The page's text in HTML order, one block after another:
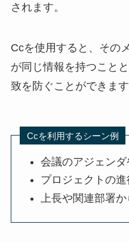
されます。
Ccを使用すると、その
が同じ情報を持つこと
致を防ぐことができます
Ccを利用するシーン例
会議のアジェン
プロジェクトの
上長や関連部署